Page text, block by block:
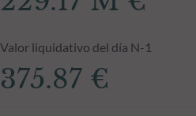
Valor liquidativo del día N-1
375.87 €